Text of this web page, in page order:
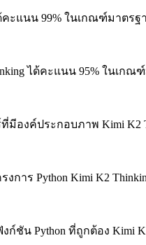
คะแนน 99% ในเกณฑ์มาตรฐ
ได้คะแนน 95% ในเกณ
มีองค์ประกอบภาพ Kimi K2
การ Python Kimi K2
ก์ชัน Python ที่ถูกต้อง Kimi